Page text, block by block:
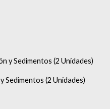
Sedimentos (2 Unidades)